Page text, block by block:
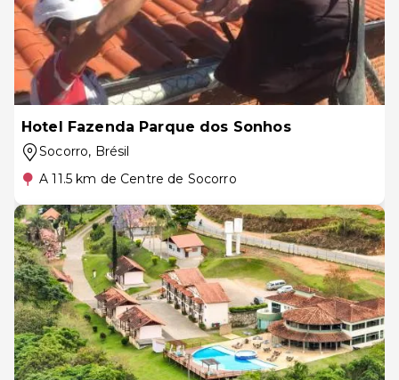
Hotel Fazenda Parque dos Sonhos
Socorro, Brésil
A 11.5 km de Centre de Socorro